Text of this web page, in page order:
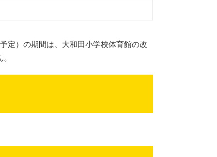
定）の期間は、大和田小学校体育館の改